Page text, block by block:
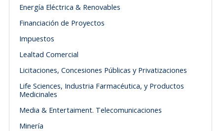
Energía Eléctrica & Renovables
Financiación de Proyectos
Impuestos
Lealtad Comercial
Licitaciones, Concesiones Públicas y Privatizaciones
Life Sciences, Industria Farmacéutica, y Productos
Medicinales
Media & Entertaiment. Telecomunicaciones
Minería